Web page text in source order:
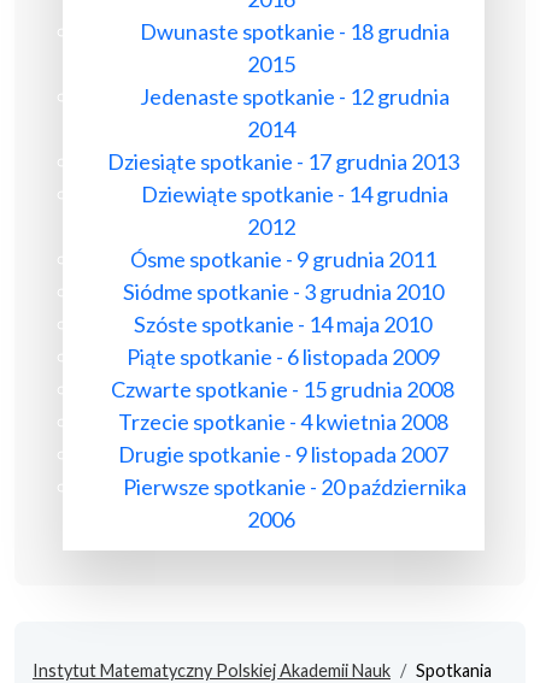
Dwunaste spotkanie - 18 grudnia
2015
Jedenaste spotkanie - 12 grudnia
2014
Dziesiąte spotkanie - 17 grudnia 2013
Dziewiąte spotkanie - 14 grudnia
2012
Ósme spotkanie - 9 grudnia 2011
Siódme spotkanie - 3 grudnia 2010
Szóste spotkanie - 14 maja 2010
Piąte spotkanie - 6 listopada 2009
Czwarte spotkanie - 15 grudnia 2008
Trzecie spotkanie - 4 kwietnia 2008
Drugie spotkanie - 9 listopada 2007
Pierwsze spotkanie - 20 października
2006
Instytut Matematyczny Polskiej Akademii Nauk
Spotkania